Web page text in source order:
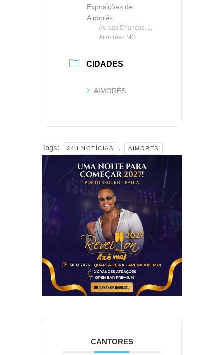
Exposições de
Aimorés
Av. das Crianças, 1,
Aimorés - MG
CIDADES
AIMORÉS
Tags: 24H NOTÍCIAS , AIMORÉS
CANTORES